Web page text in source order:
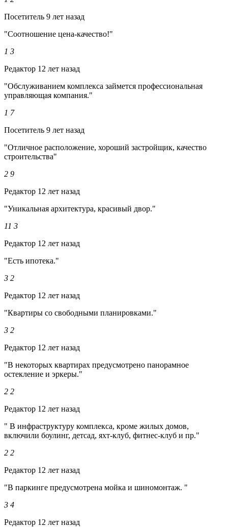
Посетитель 9 лет назад
"Соотношение цена-качество!"
1 3
Редактор 12 лет назад
"Обслуживанием комплекса займется профессиональная
управляющая компания."
1 7
Посетитель 9 лет назад
"Отличное расположение, хороший застройщик, качество
строительства"
2 9
Редактор 12 лет назад
"Уникальная архитектура, красивый двор."
11 3
Редактор 12 лет назад
"Есть ипотека."
3 2
Редактор 12 лет назад
"Квартиры со свободными планировками."
3 2
Редактор 12 лет назад
"В некоторых квартирах предусмотрено панорамное
остекление и эркеры."
2 2
Редактор 12 лет назад
" В инфраструктуру комплекса, кроме жилых домов,
включили боулинг, детсад, яхт-клуб, фитнес-клуб и пр."
2 2
Редактор 12 лет назад
"В паркинге предусмотрена мойка и шиномонтаж. "
3 4
Редактор 12 лет назад